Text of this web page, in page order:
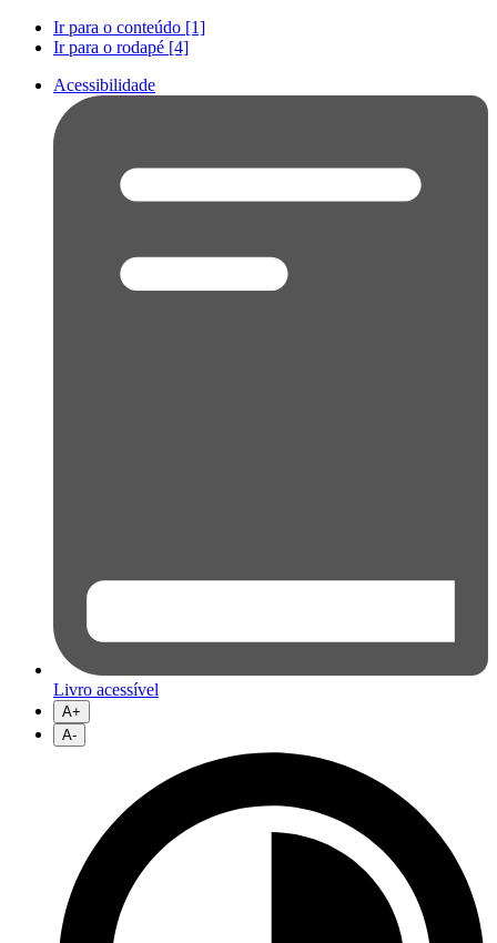
Ir para o conteúdo [1]
Ir para o rodapé [4]
Acessibilidade
Livro acessível
A+
A-